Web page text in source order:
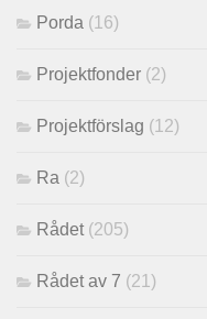
Porda (16)
Projektfonder (2)
Projektförslag (12)
Ra (2)
Rådet (205)
Rådet av 7 (21)